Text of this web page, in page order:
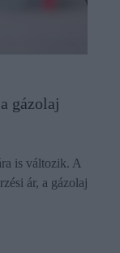
gázolaj
is változik. A
ár, a gázolaj